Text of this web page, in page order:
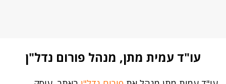
עו"ד עמית מתן, מנהל פורום נדל"ן